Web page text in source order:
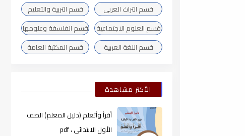
قسم التراث العربى
قسم التربية والتعليم
قسم العلوم الاجتماعية
قسم الفلسفة وعلومها
قسم اللغة العربية
قسم المكتبة العامة
الأكثر مشاهدة
أقرأ وأتعلم (دليل المعلم) الصف
الأول الابتدائى ، pdf